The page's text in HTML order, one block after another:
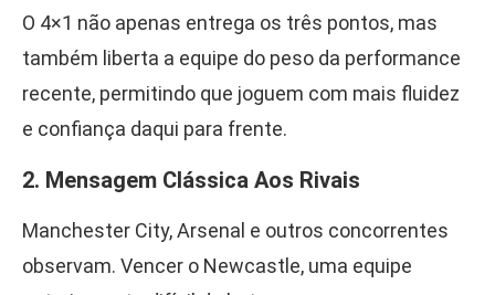
O 4×1 não apenas entrega os três pontos, mas
também liberta a equipe do peso da performance
recente, permitindo que joguem com mais fluidez
e confiança daqui para frente.
2. Mensagem Clássica Aos Rivais
Manchester City, Arsenal e outros concorrentes
observam. Vencer o Newcastle, uma equipe